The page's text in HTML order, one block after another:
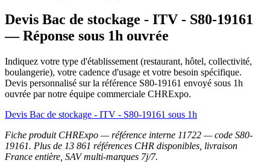
Devis Bac de stockage - ITV - S80-19161
— Réponse sous 1h ouvrée
Indiquez votre type d'établissement (restaurant, hôtel, collectivité,
boulangerie), votre cadence d'usage et votre besoin spécifique.
Devis personnalisé sur la référence S80-19161 envoyé sous 1h
ouvrée par notre équipe commerciale CHRExpo.
Devis Bac de stockage - ITV - S80-19161 sous 1h
Fiche produit CHRExpo — référence interne 11722 — code S80-
19161. Plus de 13 861 références CHR disponibles, livraison
France entière, SAV multi-marques 7j/7.